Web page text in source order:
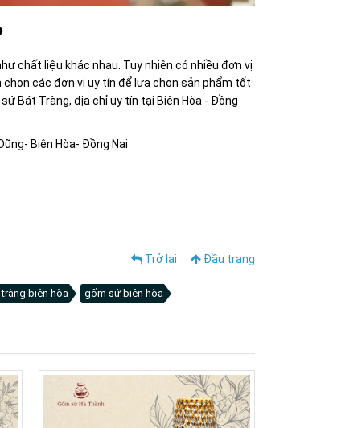
chất liệu khác nhau. Tuy nhiên có nhiều đơn vị
các đơn vị uy tín để lựa chọn sản phẩm tốt
Bát Tràng, địa chỉ uy tín tại Biên Hòa - Đồng
Biên Hòa- Đồng Nai
Trở lại Đầu trang
tràng biên hòa gốm sứ biên hòa